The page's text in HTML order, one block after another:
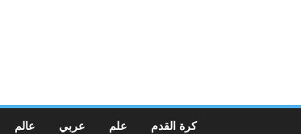
عالم عربي علم كرة القدم